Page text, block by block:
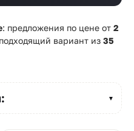
: предложения по цене от 2
вариант из 35
▼